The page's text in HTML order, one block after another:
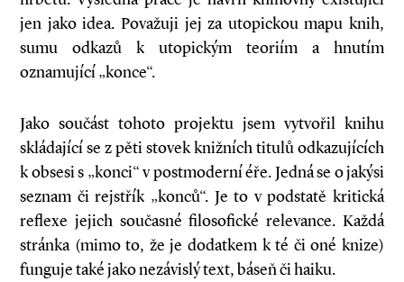
jen jako idea. Považuji jej za utopickou mapu knih,
sumu odkazů k utopickým teoriím a hnutím
oznamující „konce“.
Jako součást tohoto projektu jsem vytvořil knihu
skládající se z pěti stovek knižních titulů odkazujících
k obsesi s „konci“ v postmoderní éře. Jedná se o jakýsi
seznam či rejstřík „konců“. Je to v podstatě kritická
reflexe jejich současné filosofické relevance. Každá
stránka (mimo to, že je dodatkem k té či oné knize)
funguje také jako nezávislý text, báseň či haiku.